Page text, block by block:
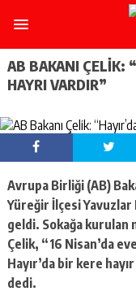
escort
ataşehir
escort
escort
-
ümraniye
escort
mecidiyeköy
escort
AB BAKANI ÇELIK:
HAYRI VARDIR”
Avrupa Birliği (AB)
Yüreğir İlçesi
geldi. Sokağa kurulan
Çelik, “16 Nisan’da
Hayır’da bir kere
dedi.